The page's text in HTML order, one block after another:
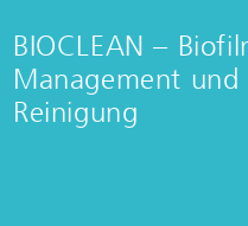
BIOCLEAN –
Management und
Reinigung